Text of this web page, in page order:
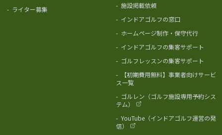
- ライター募集 - 施設掲載依頼
- インドアゴルフの窓口
- ホームページ制作・保守代行
- インドアゴルフの集客サポート
- ゴルフレッスンの集客サポート
-
【初期費用無料】事業者向けサービ
ス一覧
- ゴルレン（ゴルフ施設専用予約シス
テム）
- YouTube（インドアゴルフ運営の発
信）